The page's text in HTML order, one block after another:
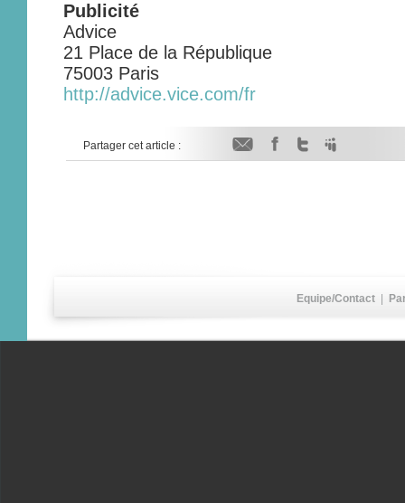
Publicité
Advice
21 Place de la République
75003 Paris
http://advice.vice.com/fr
Partager cet article :
Equipe/Contact